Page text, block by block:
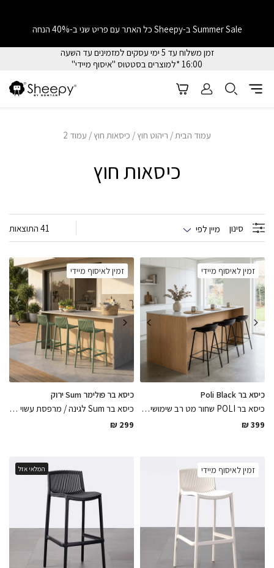
זמן משלוח עד 5 ימי עסקים למזמינים עד השעה
16:00 *למוצרים בסטטוס "איסוף מיידי"
Summer Sale ב-Sheepy כל האתר עם פריט שני ב-40% הנחה
עמוד הבית/ ריהוט חוץ / כיסאות חוץ / עמוד 2
כיסאות חוץ
סינון מיין לפי 41 התוצאות
זמין לאיסוף מיידי
כיסא בר Poli Black
כיסא בר POLI שחור מט רב שימושי מותאם לחוץ ולפנים מרגלי מתכת דקיקות צבועות בתנור ומושב פולימר שחור עמיד במיוחד ונח לישיבה, כיסא בגימור מושלם
₪ 399
זמין לאיסוף מיידי
כיסא בר פולימר Sum ירוק
כיסא בר Sum לגינה / מרפסת עשוי פולימר בגוון ירוק מט רב שימושי מיועד לפנים וחוץ ועמיד במיוחד
₪ 299
זמין לאיסוף מיידי המלאי אזל